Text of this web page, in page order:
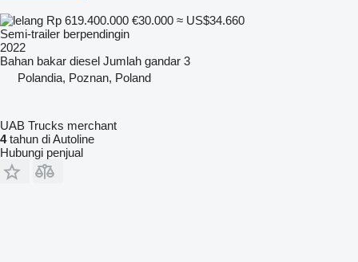
Rp 619.400.000 €30.000 ≈ US$34.660
Semi-trailer berpendingin
2022
Bahan bakar diesel Jumlah gandar 3
Polandia, Poznan, Poland
UAB Trucks merchant
4tahun di Autoline
Hubungi penjual